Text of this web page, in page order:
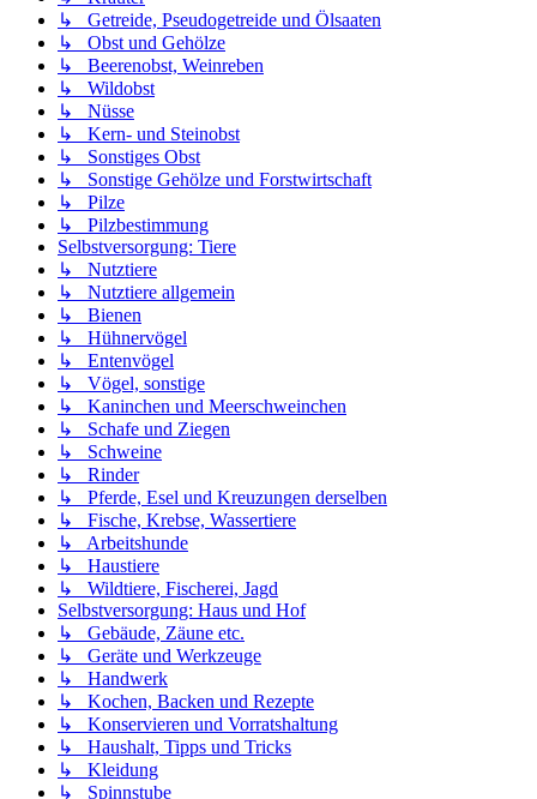
↳ Getreide, Pseudogetreide und Ölsaaten
↳ Obst und Gehölze
↳ Beerenobst, Weinreben
↳ Wildobst
↳ Nüsse
↳ Kern- und Steinobst
↳ Sonstiges Obst
↳ Sonstige Gehölze und Forstwirtschaft
↳ Pilze
↳ Pilzbestimmung
Selbstversorgung: Tiere
↳ Nutztiere
↳ Nutztiere allgemein
↳ Bienen
↳ Hühnervögel
↳ Entenvögel
↳ Vögel, sonstige
↳ Kaninchen und Meerschweinchen
↳ Schafe und Ziegen
↳ Schweine
↳ Rinder
↳ Pferde, Esel und Kreuzungen derselben
↳ Fische, Krebse, Wassertiere
↳ Arbeitshunde
↳ Haustiere
↳ Wildtiere, Fischerei, Jagd
Selbstversorgung: Haus und Hof
↳ Gebäude, Zäune etc.
↳ Geräte und Werkzeuge
↳ Handwerk
↳ Kochen, Backen und Rezepte
↳ Konservieren und Vorratshaltung
↳ Haushalt, Tipps und Tricks
↳ Kleidung
↳ Spinnstube